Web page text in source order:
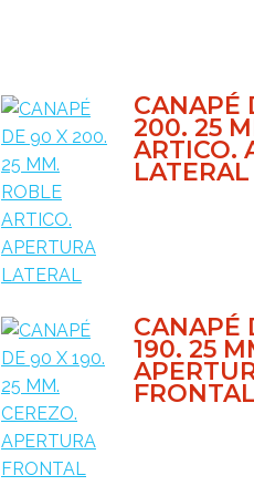
CANAPÉ
200. 25
ARTICO.
LATERAL
CANAPÉ
190. 25
FRONTAL